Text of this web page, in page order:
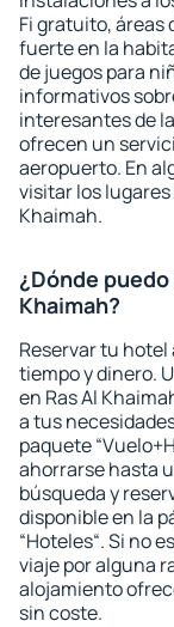
Fi gratuito, áreas
fuerte en la
de juegos para
informativos
interesantes de
ofrecen un
aeropuerto. En
visitar los
Khaimah.
¿Dónde
Khaimah?
Reservar tu hotel
tiempo y dinero.
en Ras Al
a tus
paquete
ahorrarse hasta
búsqueda y
disponible en la
“Hoteles“. Si no
viaje por alguna
alojamiento
sin coste.